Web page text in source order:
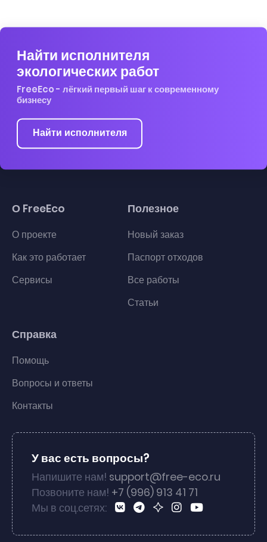
Найти исполнителя
экологических работ
FreeEco - лёгкий первый шаг к современному
бизнесу
Найти исполнителя
О FreeEco
О проекте
Как это работает
Сервисы
Полезное
Новый заказ
Паспорт отходов
Все работы
Статьи
Справка
Помощь
Вопросы и ответы
Контакты
У вас есть вопросы?
Напишите нам! support@free-eco.ru
Позвоните нам! +7 (996) 913 41 71
Мы в соц.сетях: